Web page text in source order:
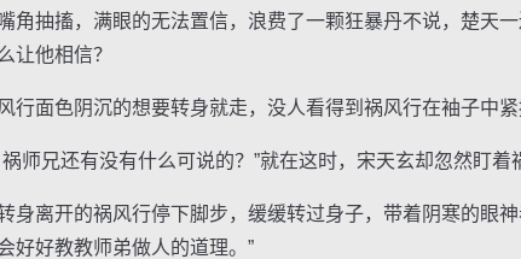
抽搐，满眼的无法置信，浪费了一颗狂暴丹不说，楚天一
让他相信？
面色阴沉的想要转身就走，没人看得到祸风行在袖子中紧
兄还有没有什么可说的？”就在这时，宋天玄却忽然盯着
离开的祸风行停下脚步，缓缓转过身子，带着阴寒的眼神
好好教教师弟做人的道理。”